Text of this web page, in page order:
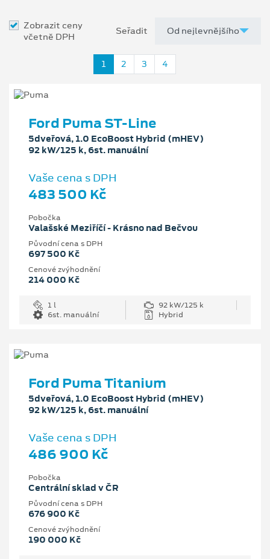
Zobrazit ceny
včetně DPH
Seřadit
1 2 3 4
Ford Puma ST-Line
5dveřová, 1.0 EcoBoost Hybrid (mHEV)
92 kW/125 k, 6st. manuální
Vaše cena s DPH
483 500 Kč
Pobočka
Valašské Meziříčí - Krásno nad Bečvou
Původní cena s DPH
697 500 Kč
Cenové zvýhodnění
214 000 Kč
1 l
92 kW/125 k
6st. manuální
Hybrid
Ford Puma Titanium
5dveřová, 1.0 EcoBoost Hybrid (mHEV)
92 kW/125 k, 6st. manuální
Vaše cena s DPH
486 900 Kč
Pobočka
Centrální sklad v ČR
Původní cena s DPH
676 900 Kč
Cenové zvýhodnění
190 000 Kč